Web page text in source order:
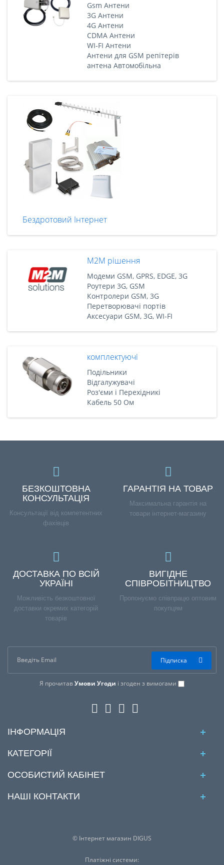
Gsm Антени
3G Антени
4G Антени
CDMA Антени
WI-FI Антени
Антени для GSM репітерів
антена Автомобільна
Бездротовий Інтернет
M2M рішення
Модеми GSM, GPRS, EDGE, 3G
Роутери 3G, GSM
Контролери GSM, 3G
Перетворювачі портів
Аксесуари GSM, 3G, WI-FI
комплектуючі
Подільники
Відгалужувачі
Роз'єми і Перехідникі
Кабель 50 Ом
БЕЗКОШТОВНА
КОНСУЛЬТАЦІЯ
Консультації від компетентних
фахівців
ГАРАНТІЯ НА ТОВАР
Максимальна гарантія на
товари інтернет-магазину
ДОСТАВКА ПО ВСІЙ
УКРАЇНІ
Можливість безкоштовної
доставки окремих категорій
товарів
ВИГІДНЕ
СПІВРОБІТНИЦТВО
Пропонуємо співпрацю оптовим
покупцям
Я прочитавУмови Угоди і згоден з вимогами
Підписка
ІНФОРМАЦІЯ
КАТЕГОРІЇ
ОСОБИСТИЙ КАБІНЕТ
НАШІ КОНТАКТИ
© Інтернет магазин DIGUS
Платіжні системи: